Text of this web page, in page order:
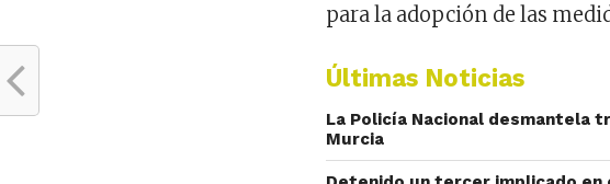
para la adopción de las
Últimas Noticias
La Policía Nacional desmantela
Murcia